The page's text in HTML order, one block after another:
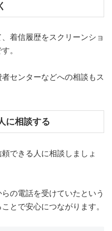
着信履歴をスクリーンショ
。
センターなどへの相談もス
に相談する
できる人に相談しましょ
の電話を受けていたという
とで安心につながります。